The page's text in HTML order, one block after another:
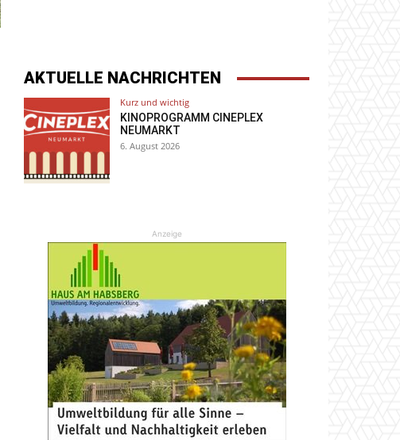
AKTUELLE NACHRICHTEN
Kurz und wichtig
KINOPROGRAMM CINEPLEX
NEUMARKT
6. August 2026
Anzeige